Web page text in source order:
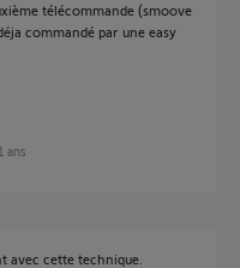
télécommande (smoove
commandé par une easy
ans
cette technique.